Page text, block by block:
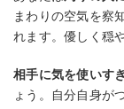
まわりの空気を察
れます。優しく穏
相手に気を使いす
ょう。自分自身が